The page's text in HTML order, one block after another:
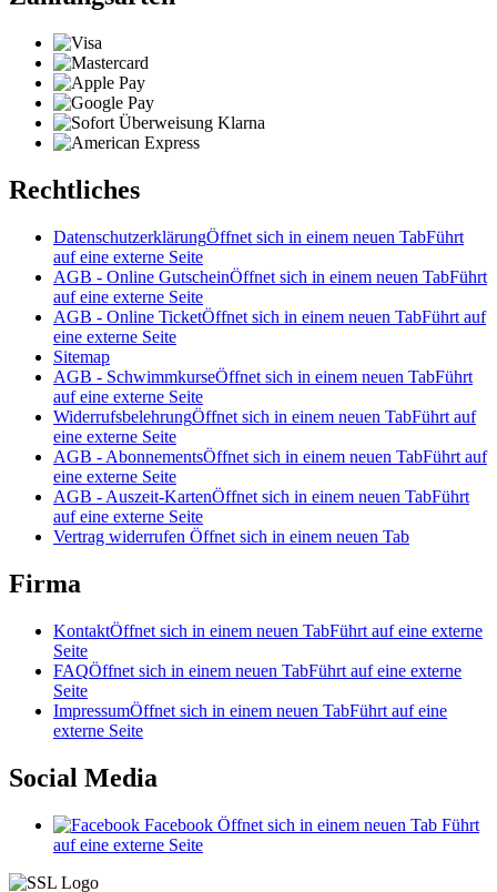
Rechtliches
DatenschutzerklärungÖffnet sich in einem neuen TabFührt
auf eine externe Seite
AGB - Online GutscheinÖffnet sich in einem neuen TabFührt
auf eine externe Seite
AGB - Online TicketÖffnet sich in einem neuen TabFührt auf
eine externe Seite
Sitemap
AGB - SchwimmkurseÖffnet sich in einem neuen TabFührt
auf eine externe Seite
WiderrufsbelehrungÖffnet sich in einem neuen TabFührt auf
eine externe Seite
AGB - AbonnementsÖffnet sich in einem neuen TabFührt auf
eine externe Seite
AGB - Auszeit-KartenÖffnet sich in einem neuen TabFührt
auf eine externe Seite
Vertrag widerrufen Öffnet sich in einem neuen Tab
Firma
KontaktÖffnet sich in einem neuen TabFührt auf eine externe
Seite
FAQÖffnet sich in einem neuen TabFührt auf eine externe
Seite
ImpressumÖffnet sich in einem neuen TabFührt auf eine
externe Seite
Social Media
Facebook Öffnet sich in einem neuen Tab Führt
auf eine externe Seite